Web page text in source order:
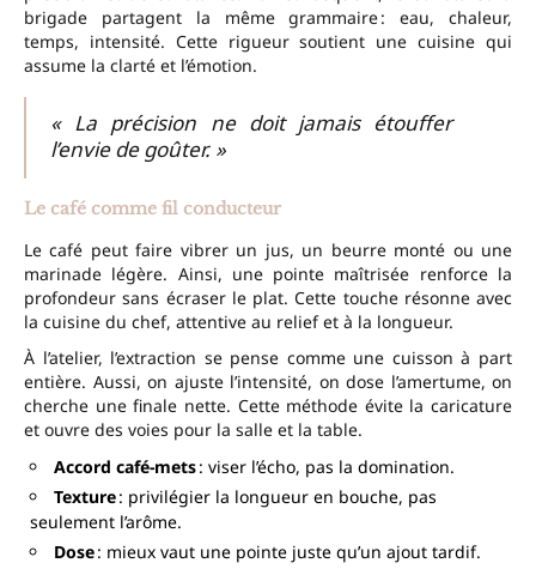
brigade partagent la même grammaire : eau, chaleur,
temps, intensité. Cette rigueur soutient une cuisine qui
assume la clarté et l’émotion.
« La précision ne doit jamais étouffer
l’envie de goûter. »
Le café comme fil conducteur
Le café peut faire vibrer un jus, un beurre monté ou une
marinade légère. Ainsi, une pointe maîtrisée renforce la
profondeur sans écraser le plat. Cette touche résonne avec
la cuisine du chef, attentive au relief et à la longueur.
À l’atelier, l’extraction se pense comme une cuisson à part
entière. Aussi, on ajuste l’intensité, on dose l’amertume, on
cherche une finale nette. Cette méthode évite la caricature
et ouvre des voies pour la salle et la table.
Accord café-mets: viser l’écho, pas la domination.
Texture: privilégier la longueur en bouche, pas
seulement l’arôme.
Dose: mieux vaut une pointe juste qu’un ajout tardif.